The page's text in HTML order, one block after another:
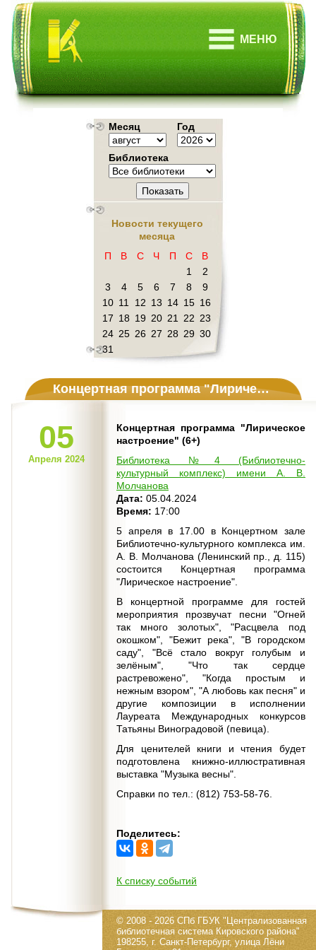
МЕНЮ
Месяц Год
Библиотека
Показать
Новости текущего
месяца
П
В С Ч П С
В
1
2
3
4 5 6 7 8
9
10 11 12 13 14 15 16
17 18 19 20 21 22 23
24 25 26 27 28 29 30
31
Концертная программа "Лирическое настроение" (6+)
05
Апреля 2024
Концертная программа "Лирическое
настроение" (6+)
Библиотека №4 (Библиотечно-
культурный комплекс) имени А. В.
Молчанова
Дата: 05.04.2024
Время: 17:00
5 апреля в 17.00 в Концертном зале
Библиотечно-культурного комплекса им.
А. В. Молчанова (Ленинский пр., д. 115)
состоится Концертная программа
"Лирическое настроение".
В концертной программе для гостей
мероприятия прозвучат песни "Огней
так много золотых", "Расцвела под
окошком", "Бежит река", "В городском
саду", "Всё стало вокруг голубым и
зелёным", "Что так сердце
растревожено", "Когда простым и
нежным взором", "А любовь как песня" и
другие композиции в исполнении
Лауреата Международных конкурсов
Татьяны Виноградовой (певица).
Для ценителей книги и чтения будет
подготовлена книжно-иллюстративная
выставка "Музыка весны".
Справки по тел.: (812) 753-58-76.
Поделитесь:
К списку событий
© 2008 - 2026 СПб ГБУК "Централизованная
библиотечная система Кировского района"
198255, г. Санкт-Петербург, улица Лёни